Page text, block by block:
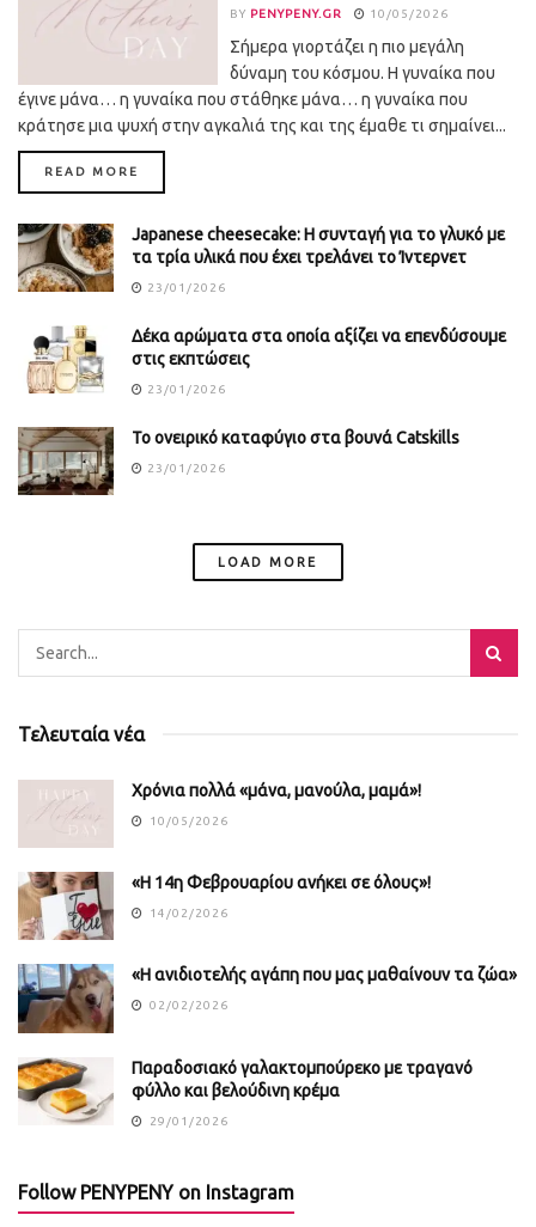
BY PENYPENY.GR 10/05/2026
Σήμερα γιορτάζει η πιο μεγάλη
δύναμη του κόσμου. Η γυναίκα που
έγινε μάνα… η γυναίκα που στάθηκε μάνα… η γυναίκα που
κράτησε μια ψυχή στην αγκαλιά της και της έμαθε τι σημαίνει...
READ MORE
Japanese cheesecake: Η συνταγή για το γλυκό με
τα τρία υλικά που έχει τρελάνει το Ίντερνετ
23/01/2026
Δέκα αρώματα στα οποία αξίζει να επενδύσουμε
στις εκπτώσεις
23/01/2026
Το ονειρικό καταφύγιο στα βουνά Catskills
23/01/2026
LOAD MORE
Τελευταία νέα
Χρόνια πολλά «μάνα, μανούλα, μαμά»!
10/05/2026
«Η 14η Φεβρουαρίου ανήκει σε όλους»!
14/02/2026
«Η ανιδιοτελής αγάπη που μας μαθαίνουν τα ζώα»
02/02/2026
Παραδοσιακό γαλακτομπούρεκο με τραγανό
φύλλο και βελούδινη κρέμα
29/01/2026
Follow PENYPENY on Instagram